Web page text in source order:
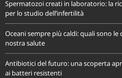
Spermatozoi creati in laboratorio: la
per lo studio dell’infertilità
Oceani sempre più caldi: quali sono le
nostra salute
Antibiotici del futuro: una scoperta
ai batteri resistenti